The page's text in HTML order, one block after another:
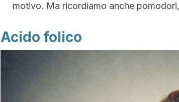
motivo. Ma ricordiamo anche
Acido folico